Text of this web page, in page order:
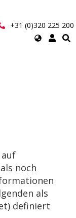
+31 (0)320 225 200
Select
noch
als
definiert